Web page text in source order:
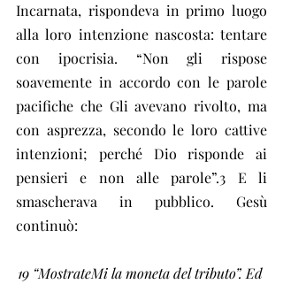
Incarnata, rispondeva in primo luogo
alla loro intenzione nascosta: tentare
con ipocrisia. “Non gli rispose
soavemente in accordo con le parole
pacifiche che Gli avevano rivolto, ma
con asprezza, secondo le loro cattive
intenzioni; perché Dio risponde ai
pensieri e non alle parole”.3 E li
smascherava in pubblico. Gesù
continuò:
19 “MostrateMi la moneta del tributo”. Ed